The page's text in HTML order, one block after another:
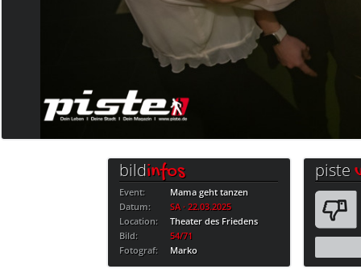
bildinfos
Event:
Mama geht tanzen
Datum:
SA · 22.03.2025
Location:
Theater des Friedens
Bild:
54/71
Fotograf:
Marko
piste